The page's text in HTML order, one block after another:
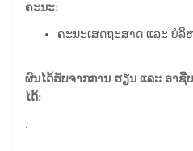
ຄະນະ:
ຄະນະເສດຖະສາດ ແລະ ບໍລິ
ຜົນໄດ້ຮັບຈາກການ ຮຽນ ແລະ ອາຊີ
ໄດ້:
.